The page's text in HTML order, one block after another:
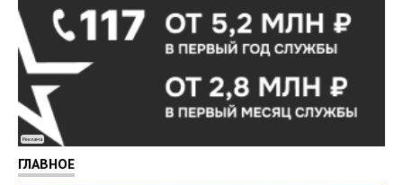
Реклама
ГЛАВНОЕ